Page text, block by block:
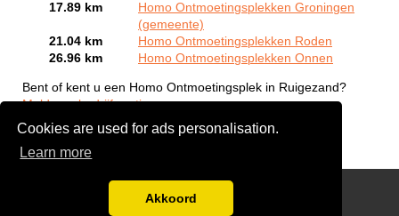
Cookies are used for ads personalisation.
Learn more
Akkoord
17.89 km
Homo Ontmoetingsplekken Groningen
(gemeente)
21.04 km
Homo Ontmoetingsplekken Roden
26.96 km
Homo Ontmoetingsplekken Onnen
Bent of kent u een Homo Ontmoetingsplek in Ruigezand?
Meld een bedrijf gratis aan